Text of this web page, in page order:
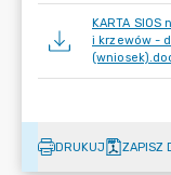
KARTA
i krzewów -
DRUKUJ ZAPISZ